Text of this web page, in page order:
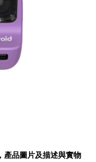
產品圖片及描述與實物